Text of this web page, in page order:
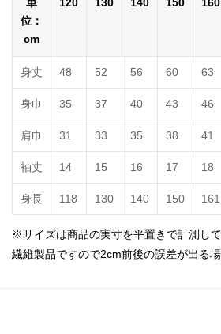
位：
cm
身丈 48 52 56 60 63
身巾 35 37 40 43 46
肩巾 31 33 35 38 41
袖丈 14 15 16 17 18
身長 118 130 140 150 161
※サイズは商品の実寸を平置きで計測して
繊維製品ですので2cm前後の誤差が出る場